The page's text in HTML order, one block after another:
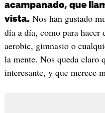
acampanado, que
vista. Nos han gustado
día a día, como para hacer
aerobic, gimnasio o
la mente. Nos queda claro
interesante, y que merece